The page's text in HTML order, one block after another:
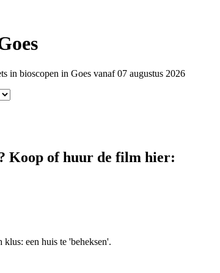
in bioscopen in Goes vanaf 07 augustus 2026
Koop of huur de film hier:
een huis te 'beheksen'.